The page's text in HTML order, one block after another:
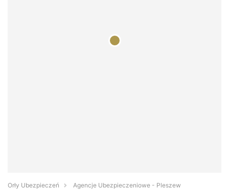
Orły Ubezpieczeń
Agencje Ubezpieczeniowe - Pleszew